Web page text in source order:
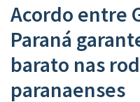
Acordo entre
Paraná
barato nas
paranaenses